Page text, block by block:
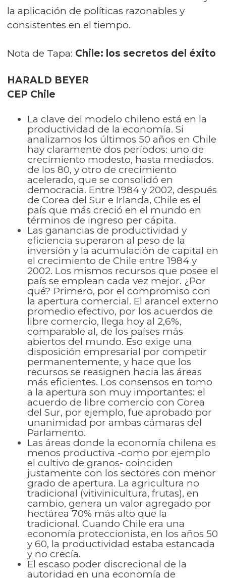
la aplicación de políticas razonables y
consistentes en el tiempo.
Nota de Tapa: Chile: los secretos del éxito
HARALD BEYER
CEP Chile
La clave del modelo chileno está en la
productividad de la economía. Si
analizamos los últimos 50 años en Chile
hay claramente dos períodos: uno de
crecimiento modesto, hasta mediados.
de los 80, y otro de crecimiento
acelerado, que se consolidó en
democracia. Entre 1984 y 2002, después
de Corea del Sur e Irlanda, Chile es el
país que más creció en el mundo en
términos de ingreso per cápita.
Las ganancias de productividad y
eficiencia superaron al peso de la
inversión y la acumulación de capital en
el crecimiento de Chile entre 1984 y
2002. Los mismos recursos que posee el
país se emplean cada vez mejor. ¿Por
qué? Primero, por el compromiso con
la apertura comercial. El arancel externo
promedio efectivo, por los acuerdos de
libre comercio, llega hoy al 2,6%,
comparable al, de los países más
abiertos del mundo. Eso exige una
disposición empresarial por competir
permanentemente, y hace que los
recursos se reasignen hacia las áreas
más eficientes. Los consensos en tomo
a la apertura son muy importantes: el
acuerdo de libre comercio con Corea
del Sur, por ejemplo, fue aprobado por
unanimidad por ambas cámaras del
Parlamento.
Las áreas donde la economía chilena es
menos productiva -como por ejemplo
el cultivo de granos- coinciden
justamente con los sectores con menor
grado de apertura. La agricultura no
tradicional (vitivinicultura, frutas), en
cambio, genera un valor agregado por
hectárea 70% más alto que la
tradicional. Cuando Chile era una
economía proteccionista, en los años 50
y 60, la productividad estaba estancada
y no crecía.
El escaso poder discrecional de la
autoridad en una economía de